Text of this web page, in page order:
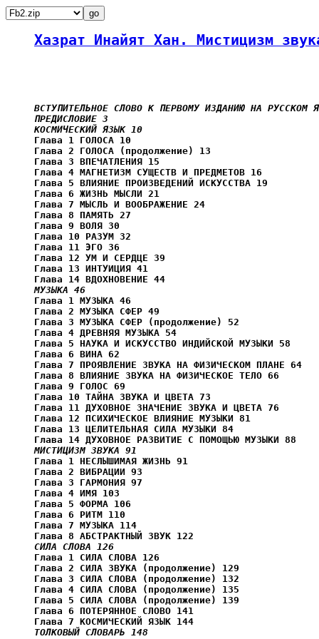
Хазрат Инайят Хан. Мистицизм
ВСТУПИТЕЛЬНОЕ СЛОВО К ПЕРВОМУ ИЗДАНИЮ НА РУССКОМ
     ПРЕДИСЛОВИЕ 3
     КОСМИЧЕСКИЙ ЯЗЫК 10
Глава 1 ГОЛОСА 10
     Глава 2 ГОЛОСА (продолжение) 13
     Глава 3 ВПЕЧАТЛЕНИЯ 15
     Глава 4 МАГНЕТИЗМ СУЩЕСТВ И ПРЕДМЕТОВ 16
     Глава 5 ВЛИЯНИЕ ПРОИЗВЕДЕНИЙ ИСКУССТВА 19
     Глава 6 ЖИЗНЬ МЫСЛИ 21
     Глава 7 МЫСЛЬ И ВООБРАЖЕНИЕ 24
     Глава 8 ПАМЯТЬ 27
     Глава 9 ВОЛЯ 30
     Глава 10 РАЗУМ 32
     Глава 11 ЭГО 36
     Глава 12 УМ И СЕРДЦЕ 39
     Глава 13 ИНТУИЦИЯ 41
     Глава 14 ВДОХНОВЕНИЕ 44
МУЗЫКА 46
     Глава 1 МУЗЫКА 46
     Глава 2 МУЗЫКА СФЕР 49
     Глава 3 МУЗЫКА СФЕР (продолжение) 52
     Глава 4 ДРЕВНЯЯ МУЗЫКА 54
     Глава 5 НАУКА И ИСКУССТВО ИНДИЙСКОЙ МУЗЫКИ 58
     Глава 6 ВИНА 62
     Глава 7 ПРОЯВЛЕНИЕ ЗВУКА НА ФИЗИЧЕСКОМ ПЛАНЕ 64
     Глава 8 ВЛИЯНИЕ ЗВУКА НА ФИЗИЧЕСКОЕ ТЕЛО 66
     Глава 9 ГОЛОС 69
     Глава 10 ТАЙНА ЗВУКА И ЦВЕТА 73
     Глава 11 ДУХОВНОЕ ЗНАЧЕНИЕ ЗВУКА И ЦВЕТА 76
     Глава 12 ПСИХИЧЕСКОЕ ВЛИЯНИЕ МУЗЫКИ 81
     Глава 13 ЦЕЛИТЕЛЬНАЯ СИЛА МУЗЫКИ 84
     Глава 14 ДУХОВНОЕ РАЗВИТИЕ С ПОМОЩЬЮ МУЗЫКИ 88
МИСТИЦИЗМ ЗВУКА 91
     Глава 1 НЕСЛЫШИМАЯ ЖИЗНЬ 91
     Глава 2 ВИБРАЦИИ 93
     Глава 3 ГАРМОНИЯ 97
     Глава 4 ИМЯ 103
     Глава 5 ФОРМА 106
     Глава 6 РИТМ 110
     Глава 7 МУЗЫКА 114
     Глава 8 АБСТРАКТНЫЙ ЗВУК 122
СИЛА СЛОВА 126
     Глава 1 СИЛА СЛОВА 126
     Глава 2 СИЛА ЗВУКА (продолжение) 129
     Глава 3 СИЛА СЛОВА (продолжение) 132
     Глава 4 СИЛА СЛОВА (продолжение) 135
     Глава 5 СИЛА СЛОВА (продолжение) 139
     Глава 6 ПОТЕРЯННОЕ СЛОВО 141
     Глава 7 КОСМИЧЕСКИЙ ЯЗЫК 144
ТОЛКОВЫЙ СЛОВАРЬ 148